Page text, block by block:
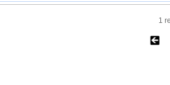
1